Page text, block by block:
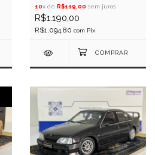
10x de R$119,00 sem juros
R$1.190,00
R$1.094,80 com Pix